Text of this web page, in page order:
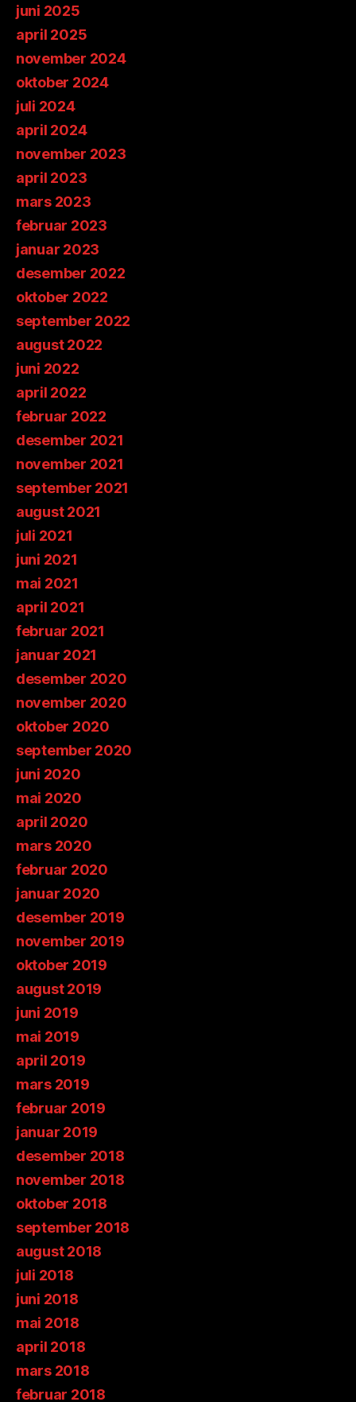
juni 2025
april 2025
november 2024
oktober 2024
juli 2024
april 2024
november 2023
april 2023
mars 2023
februar 2023
januar 2023
desember 2022
oktober 2022
september 2022
august 2022
juni 2022
april 2022
februar 2022
desember 2021
november 2021
september 2021
august 2021
juli 2021
juni 2021
mai 2021
april 2021
februar 2021
januar 2021
desember 2020
november 2020
oktober 2020
september 2020
juni 2020
mai 2020
april 2020
mars 2020
februar 2020
januar 2020
desember 2019
november 2019
oktober 2019
august 2019
juni 2019
mai 2019
april 2019
mars 2019
februar 2019
januar 2019
desember 2018
november 2018
oktober 2018
september 2018
august 2018
juli 2018
juni 2018
mai 2018
april 2018
mars 2018
februar 2018